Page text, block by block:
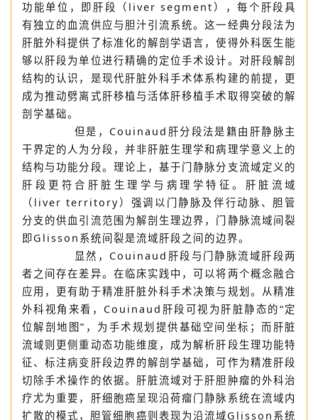
确立了现代肝脏外科的解剖学基础。Couinaud基于肝
脏门静脉与肝静脉的分布规律，将肝脏划分为8个独立
功能单位，即肝段（liver segment），每个肝段具
有独立的血流供应与胆汁引流系统。这一经典分段法为
肝脏外科提供了标准化的解剖学语言，使得外科医生能
够以肝段为单位进行精确的定位手术设计。对肝段解剖
结构的认识，是现代肝脏外科手术体系构建的前提，更
成为推动劈离式肝移植与活体肝移植手术取得突破的解
剖学基础。
但是，Couinaud肝分段法是籍由肝静脉主
干界定的人为分段，并非肝脏生理学和病理学意义上的
结构与功能分段。理论上，基于门静脉分支流域定义的
肝段更符合肝脏生理学与病理学特征。肝脏流域
（liver territory）强调以门静脉及伴行动脉、胆管
分支的供血引流范围为解剖生理边界，门静脉流域间裂
即Glisson系统间裂是流域肝段之间的边界。
显然，Couinaud肝段与门静脉流域肝段两
者之间存在差异。在临床实践中，可以将两个概念融合
应用，更有助于精准肝脏外科手术决策与规划。从精准
外科视角来看，Couinaud肝段可视为肝脏静态的“定
位解剖地图”，为手术规划提供基础空间坐标；而肝脏
流域则更侧重动态功能维度，成为解析肝段生理功能特
征、标注病变肝段边界的解剖学基础，可作为精准肝段